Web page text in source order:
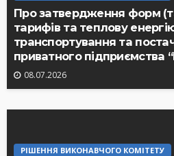
Про затвердження форм
тарифів та теплову
транспортування та
приватного підприємства
08.07.2026
РІШЕННЯ ВИКОНАВЧОГО КОМІТЕТУ